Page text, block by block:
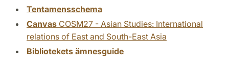
Tentamensschema
Canvas COSM27 - Asian Studies: International
relations of East and South-East Asia
Bibliotekets ämnesguide